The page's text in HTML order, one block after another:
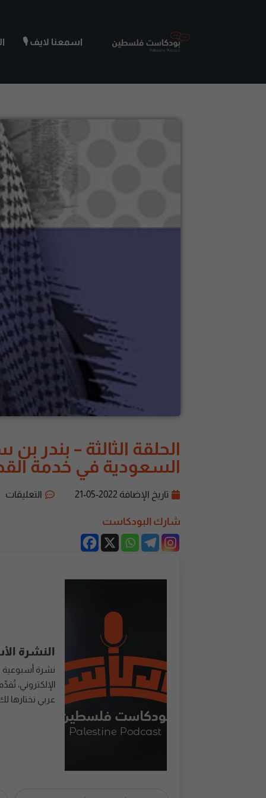
اسمعنا لايف 🎙️
الحلقة الثالثة – بندر
السعودية في خدمة
تاريخ الإضافة 2022-05-21 التعليقات
شارك البودكاست
النشرة
نشرة
عربي نختارها